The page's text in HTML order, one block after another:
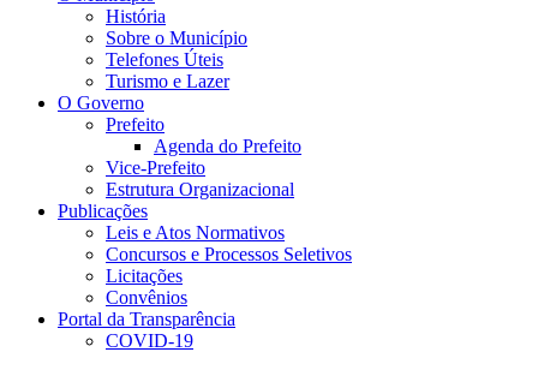
História
Sobre o Município
Telefones Úteis
Turismo e Lazer
O Governo
Prefeito
Agenda do Prefeito
Vice-Prefeito
Estrutura Organizacional
Publicações
Leis e Atos Normativos
Concursos e Processos Seletivos
Licitações
Convênios
Portal da Transparência
COVID-19